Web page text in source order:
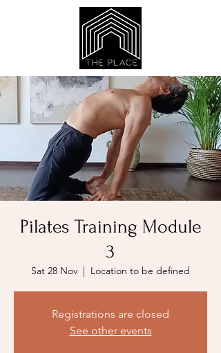
Pilates Training Module
3
Sat 28 Nov
  |
Location to be defined
Registrations are closed
See other events